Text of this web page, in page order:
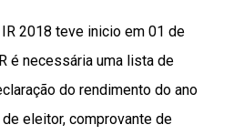
2018 teve inicio em 01 de
é necessária uma lista de
do rendimento do ano
de eleitor, comprovante de